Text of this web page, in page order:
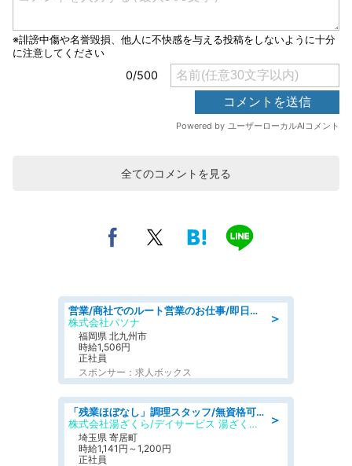
全てのコメントを見る
＞
営業/商社でのルート営業のお仕事/即日勤務可/車通勤可/営業
株式会社パソナ
福岡県 北九州市
時給1,506円
正社員
スポンサー：求人ボックス
＞
「残業ほぼなし」調理スタッフ/無資格可/正職員/日勤のみ/デイサービス/社会保障完備
株式会社湯ざくら/デイサービス 湯ざくらケアリゾート
埼玉県 寄居町
時給1,141円～1,200円
正社員